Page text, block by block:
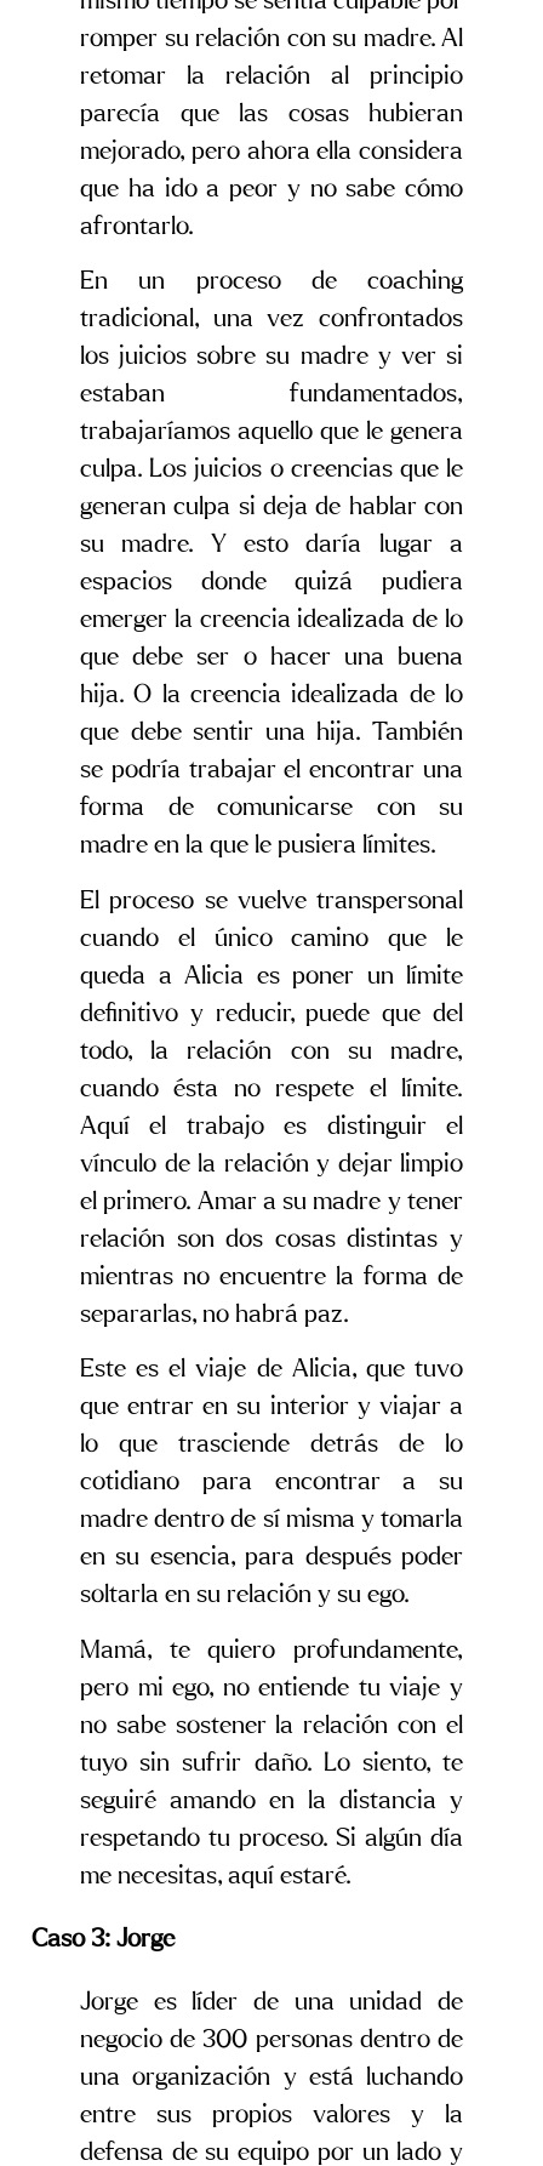
romper su relación con su madre. Al
retomar la relación al principio
parecía que las cosas hubieran
mejorado, pero ahora ella considera
que ha ido a peor y no sabe cómo
afrontarlo.
En un proceso de coaching
tradicional, una vez confrontados
los juicios sobre su madre y ver si
estaban fundamentados,
trabajaríamos aquello que le genera
culpa. Los juicios o creencias que le
generan culpa si deja de hablar con
su madre. Y esto daría lugar a
espacios donde quizá pudiera
emerger la creencia idealizada de lo
que debe ser o hacer una buena
hija. O la creencia idealizada de lo
que debe sentir una hija. También
se podría trabajar el encontrar una
forma de comunicarse con su
madre en la que le pusiera límites.
El proceso se vuelve transpersonal
cuando el único camino que le
queda a Alicia es poner un límite
definitivo y reducir, puede que del
todo, la relación con su madre,
cuando ésta no respete el límite.
Aquí el trabajo es distinguir el
vínculo de la relación y dejar limpio
el primero. Amar a su madre y tener
relación son dos cosas distintas y
mientras no encuentre la forma de
separarlas, no habrá paz.
Este es el viaje de Alicia, que tuvo
que entrar en su interior y viajar a
lo que trasciende detrás de lo
cotidiano para encontrar a su
madre dentro de sí misma y tomarla
en su esencia, para después poder
soltarla en su relación y su ego.
Mamá, te quiero profundamente,
pero mi ego, no entiende tu viaje y
no sabe sostener la relación con el
tuyo sin sufrir daño. Lo siento, te
seguiré amando en la distancia y
respetando tu proceso. Si algún día
me necesitas, aquí estaré.
Caso 3: Jorge
Jorge es líder de una unidad de
negocio de 300 personas dentro de
una organización y está luchando
entre sus propios valores y la
defensa de su equipo por un lado y